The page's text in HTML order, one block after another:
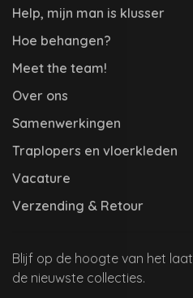
Help, mijn man is klusser
Hoe behangen?
Meet the team!
Over ons
Samenwerkingen
Traplopers en vloerkleden
Vacature
Verzending & Retour
Blijf op de hoogte van het
de nieuwste collecties.